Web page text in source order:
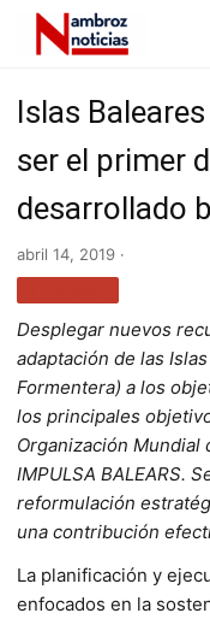
Islas
ser el primer
desarrollado
abril 14, 2019 ·
Desplegar nuevos
adaptación de las
Formentera) a los
los principales
Organización Mundial
IMPULSA BALEARS.
reformulación
una contribución
La planificación y
enfocados en la